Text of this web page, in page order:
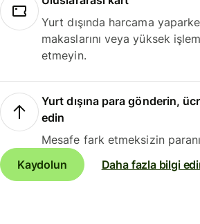
Yurt dışında harcama
makaslarını veya yüksek
etmeyin.
Yurt dışına para gönderin,
edin
Mesafe fark etmeksizin
Kaydolun
Daha fazla bilgi